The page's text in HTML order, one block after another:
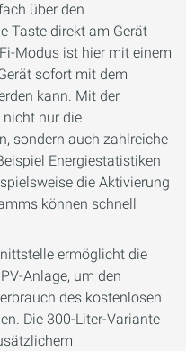
über den
Taste direkt am Gerät
Modus ist hier mit einem
sofort mit dem
kann. Mit der
nicht nur die
sondern auch zahlreiche
Energiestatistiken
die Aktivierung
können schnell
ermöglicht die
Anlage, um den
des kostenlosen
Die 300-Liter-Variante